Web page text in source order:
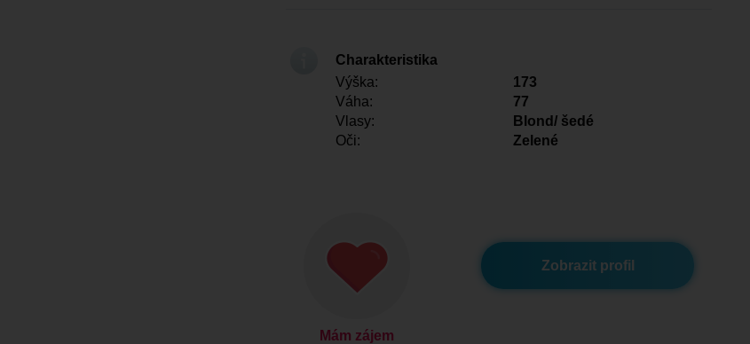
Charakteristika
Výška:
173
Váha:
77
Vlasy:
Blond/ šedé
Oči:
Zelené
Mám zájem
Zobrazit profil